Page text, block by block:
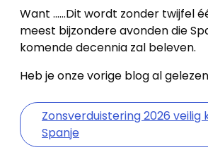
Want ......Dit wordt zonder twijfel
meest bijzondere avonden die
komende decennia zal beleven.
Heb je onze vorige blog al
Zonsverduistering 2026 veilig
Spanje